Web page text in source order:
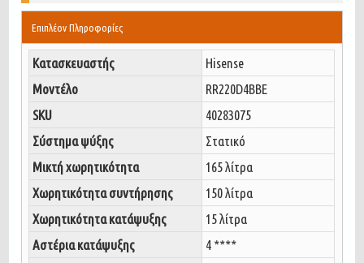
Επιπλέον Πληροφορίες
Κατασκευαστής
Hisense
Μοντέλο
RR220D4BBE
SKU
40283075
Σύστημα ψύξης
Στατικό
Μικτή χωρητικότητα
165 λίτρα
Χωρητικότητα συντήρησης
150 λίτρα
Χωρητικότητα κατάψυξης
15 λίτρα
Αστέρια κατάψυξης
4 ****